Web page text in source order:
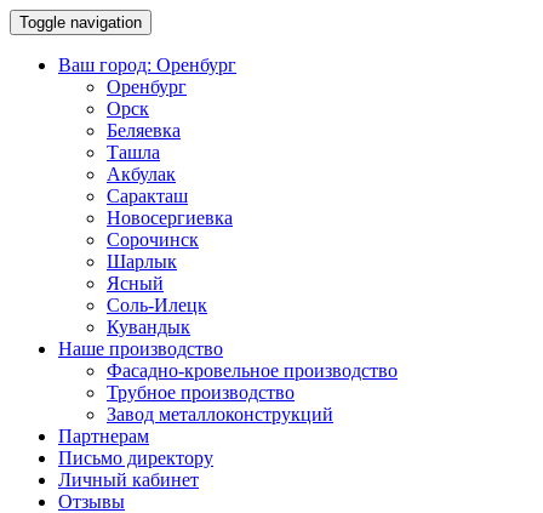
Toggle navigation
Ваш город: Оренбург
Оренбург
Орск
Беляевка
Ташла
Акбулак
Саракташ
Новосергиевка
Сорочинск
Шарлык
Ясный
Соль-Илецк
Кувандык
Наше производство
Фасадно-кровельное производство
Трубное производство
Завод металлоконструкций
Партнерам
Письмо директору
Личный кабинет
Отзывы